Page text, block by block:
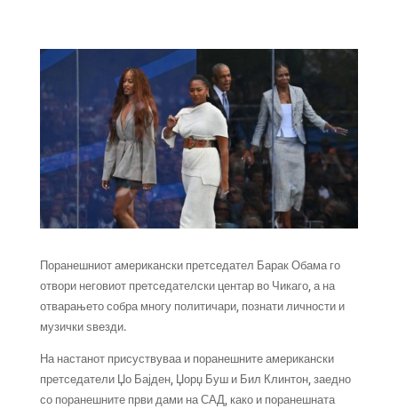
Поранешниот американски претседател Барак Обама го
отвори неговиот претседателски центар во Чикаго, а на
отварањето собра многу политичари, познати личности и
музички ѕвезди.
На настанот присуствуваа и поранешните американски
претседатели Џо Бајден, Џорџ Буш и Бил Клинтон, заедно
со поранешните први дами на САД, како и поранешната